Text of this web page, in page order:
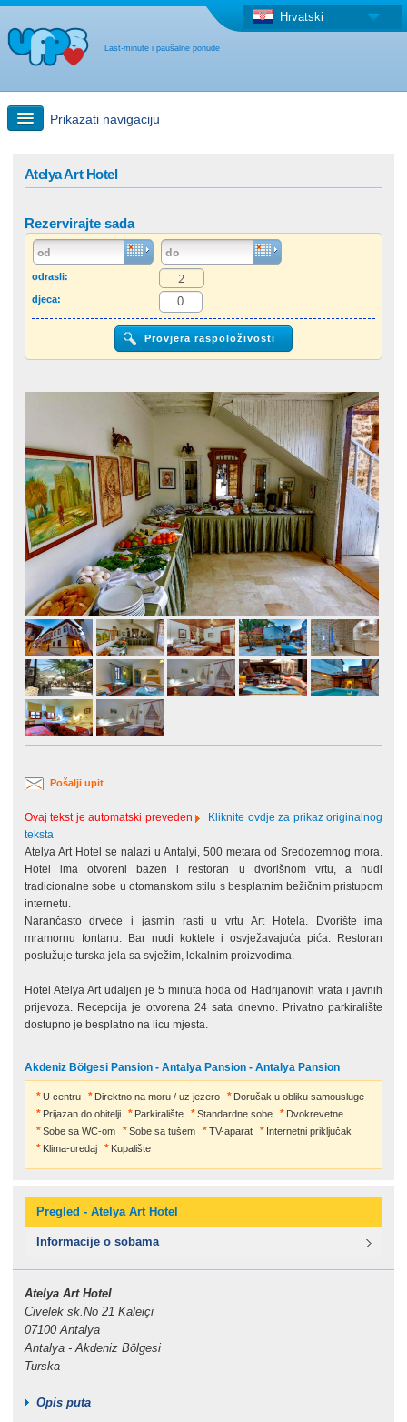
Last-minute i paušalne ponude
Hrvatski
Prikazati navigaciju
"Last Minute"ponuda + Paušalna ponuda
Druga država
Atelya Art Hotel
Rezervirajte sada
odrasli:
djeca:
Pošalji upit
Ovaj tekst je automatski preveden
Kliknite ovdje za prikaz originalnog
teksta
Atelya Art Hotel se nalazi u Antalyi, 500 metara od Sredozemnog mora.
Hotel ima otvoreni bazen i restoran u dvorišnom vrtu, a nudi
tradicionalne sobe u otomanskom stilu s besplatnim bežičnim pristupom
internetu.
Narančasto drveće i jasmin rasti u vrtu Art Hotela.
Dvorište ima
mramornu fontanu.
Bar nudi koktele i osvježavajuća pića.
Restoran
poslužuje turska jela sa svježim, lokalnim proizvodima.
Hotel Atelya Art udaljen je 5 minuta hoda od Hadrijanovih vrata i javnih
prijevoza. Recepcija je otvorena 24 sata dnevno. Privatno parkiralište
dostupno je besplatno na licu mjesta.
Akdeniz Bölgesi Pansion - Antalya Pansion - Antalya Pansion
U centru Direktno na moru / uz jezero
Doručak u obliku samousluge
Prijazan do obitelji
Parkiralište Standardne sobe
Dvokrevetne
Sobe sa WC-om
Sobe sa tušem TV-aparat
Internetni priključak
Klima-uredaj
Kupalište
Pregled - Atelya Art Hotel
Informacije o sobama
Atelya Art Hotel
Civelek sk.No 21 Kaleiçi
07100 Antalya
Antalya - Akdeniz Bölgesi
Turska
Opis puta